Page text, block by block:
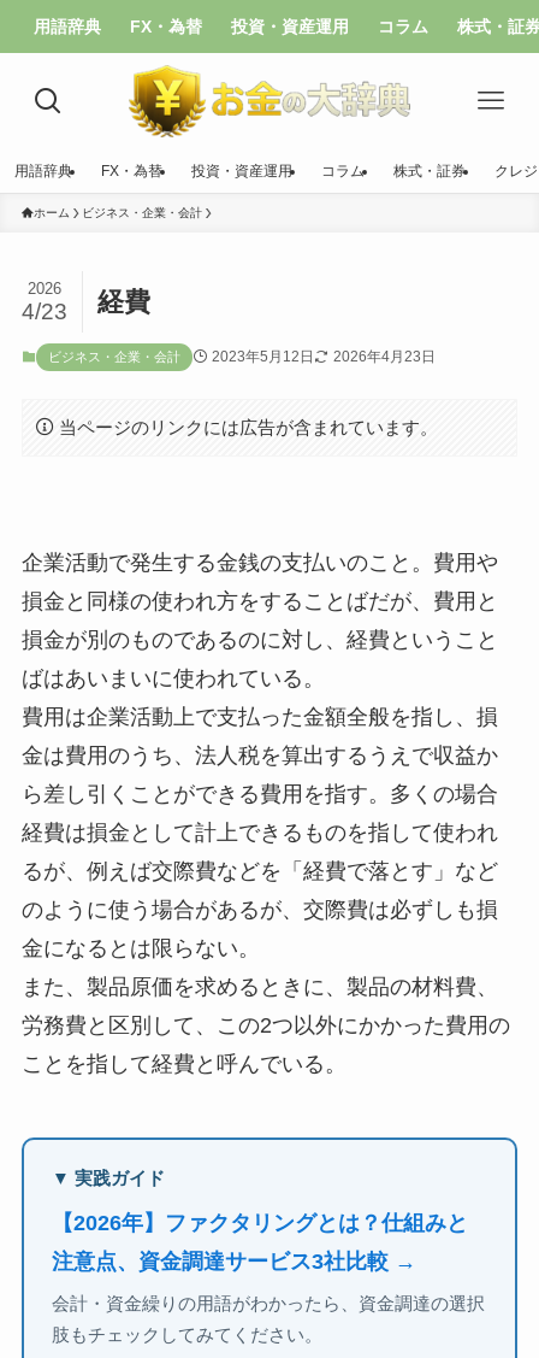
用語辞典 FX・為替 投資・資産運用 コラム 株式・証
用語辞典 FX・為替 投資・資産運用 コラム 株式・証券 クレ
ホーム ビジネス・企業・会計
経費
2026
4/23
ビジネス・企業・会計 2023年5月12日 2026年4月23日
当ページのリンクには広告が含まれています。
企業活動で発生する金銭の支払いのこと。費用や
損金と同様の使われ方をすることばだが、費用と
損金が別のものであるのに対し、経費ということ
ばはあいまいに使われている。
費用は企業活動上で支払った金額全般を指し、損
金は費用のうち、法人税を算出するうえで収益か
ら差し引くことができる費用を指す。多くの場合
経費は損金として計上できるものを指して使われ
るが、例えば交際費などを「経費で落とす」など
のように使う場合があるが、交際費は必ずしも損
金になるとは限らない。
また、製品原価を求めるときに、製品の材料費、
労務費と区別して、この2つ以外にかかった費用の
ことを指して経費と呼んでいる。
▼ 実践ガイド
【2026年】ファクタリングとは？仕組みと
注意点、資金調達サービス3社比較 →
会計・資金繰りの用語がわかったら、資金調達の選択
肢もチェックしてみてください。